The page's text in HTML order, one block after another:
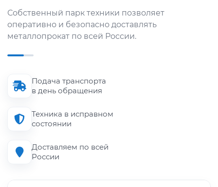
Собственный парк техники позволяет
оперативно и безопасно доставлять
металлопрокат по всей России.
Подача транспорта
в день обращения
Техника в исправном
состоянии
Доставляем по всей
России